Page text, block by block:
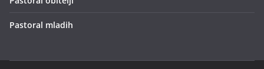
Pastoral mladih